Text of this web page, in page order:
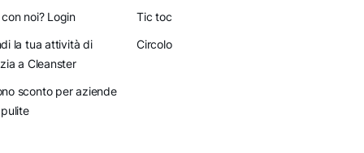
con noi? Login
la tua attività di
a Cleanster
sconto per aziende
Tic toc
Circolo